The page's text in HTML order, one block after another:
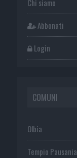
Chi siamo
Abbonati
Login
COMUNI
Olbia
Tempio Pausania